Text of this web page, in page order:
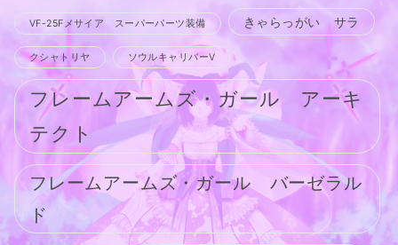
VF-25Fメサイア スーパーパーツ装備 きゃらっがい サラ
クシャトリヤ ソウルキャリバーV
フレームアームズ・ガール アーキ
テクト
フレームアームズ・ガール バーゼラル
ド